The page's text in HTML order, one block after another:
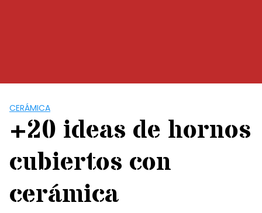
CERÁMICA
+20 ideas de hornos
cubiertos con
cerámica